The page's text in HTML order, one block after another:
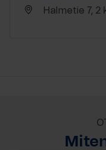
Halmetie 7, 2